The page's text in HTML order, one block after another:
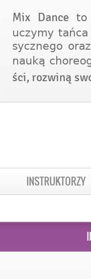
Mix Dance to
uczymy
sycz­nego
nauką
ści, roz­winą
INSTRUKTORZY